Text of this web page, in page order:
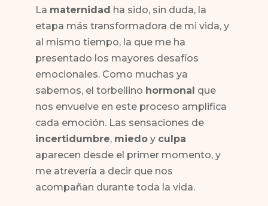
La maternidad ha sido, sin duda, la
etapa más transformadora de mi vida, y
al mismo tiempo, la que me ha
presentado los mayores desafíos
emocionales. Como muchas ya
sabemos, el torbellino hormonal que
nos envuelve en este proceso amplifica
cada emoción. Las sensaciones de
incertidumbre, miedo y culpa
aparecen desde el primer momento, y
me atrevería a decir que nos
acompañan durante toda la vida.